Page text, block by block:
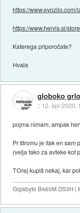
https://www.evozilo.com/
https://www.hervis.si/
Katerega priporočate?
Hvala
globoko grlo
:: 12. apr 2020,
pojma nimam, ampak
Pr štromu je itak en sam
(velja tako za avteke kot
TOrej kupiš nekaj, kar
Gigabyte B460M DS3H |